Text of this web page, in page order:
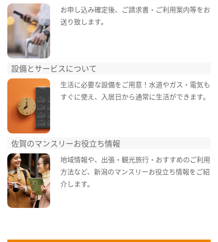
お申し込み確定後、ご請求書・ご利用案内等をお
送り致します。
設備とサービスについて
生活に必要な設備をご用意！水道やガス・電気も
すぐに使え、入居日から通常に生活ができます。
佐賀のマンスリーお役立ち情報
地域情報や、出張・観光旅行・おすすめのご利用
方法など、新潟のマンスリーお役立ち情報をご紹
介します。